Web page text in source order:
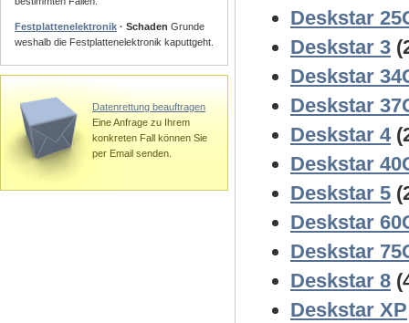
Festplattenelektronik · Schaden Grunde
weshalb die Festplattenelektronik kaputtgeht.
Datenrettung beauftragen
Eine Anfrage zu Ihrem
konkreten Fall können Sie
per Email senden.
Deskstar
Deskstar 3
Deskstar
Deskstar
Deskstar 4
Deskstar
Deskstar 5
Deskstar
Deskstar
Deskstar 8
Deskstar XP